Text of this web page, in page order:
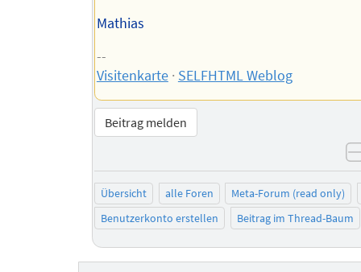
Mathias
--
Visitenkarte· SELFHTML Weblog
Beitrag melden
Übersicht alle Foren
Meta-Forum (read only)
Benutzerkonto erstellen
Beitrag im Thread-Baum